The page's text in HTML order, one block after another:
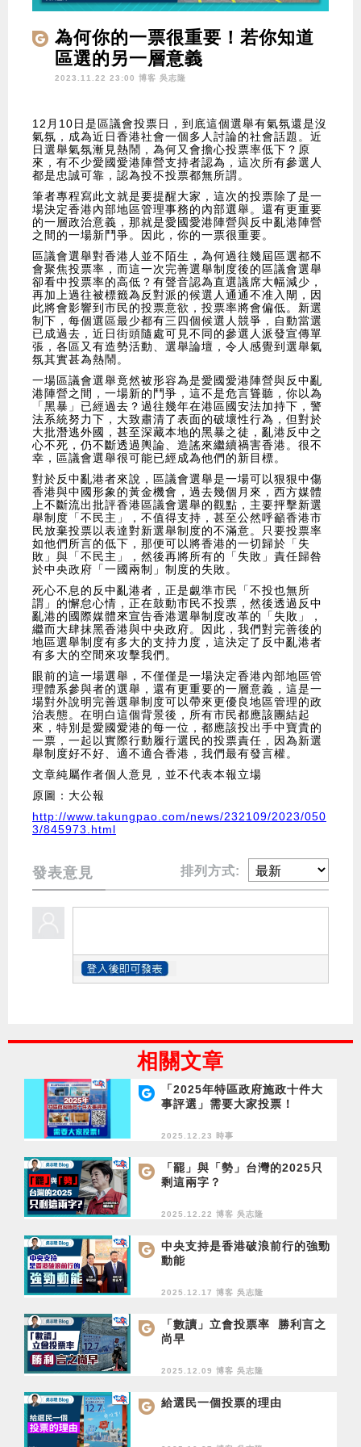
為何你的一票很重要！若你知道
區選的另一層意義
2023.11.22 23:00 博客 吳志隆
12月10日是區議會投票日，到底這個選舉有氣氛還是沒
氣氛，成為近日香港社會一個多人討論的社會話題。近
日選舉氣氛漸見熱鬧，為何又會擔心投票率低下？原
來，有不少愛國愛港陣營支持者認為，這次所有參選人
都是忠誠可靠，認為投不投票都無所謂。
筆者專程寫此文就是要提醒大家，這次的投票除了是一
場決定香港內部地區管理事務的內部選舉。還有更重要
的一層政治意義，那就是愛國愛港陣營與反中亂港陣營
之間的一場新鬥爭。因此，你的一票很重要。
區議會選舉對香港人並不陌生，為何過往幾屆區選都不
會聚焦投票率，而這一次完善選舉制度後的區議會選舉
卻看中投票率的高低？有聲音認為直選議席大幅減少，
再加上過往被標籤為反對派的候選人通通不准入閘，因
此將會影響到市民的投票意欲，投票率將會偏低。新選
制下，每個選區最少都有三四個候選人競爭，自動當選
已成過去，近日街頭隨處可見不同的參選人派發宣傳單
張，各區又有造勢活動、選舉論壇，令人感覺到選舉氣
氛其實甚為熱鬧。
一場區議會選舉竟然被形容為是愛國愛港陣營與反中亂
港陣營之間，一場新的鬥爭，這不是危言聳聽，你以為
「黑暴」已經過去？過往幾年在港區國安法加持下，警
法系統努力下，大致肅清了表面的破壞性行為，但對於
大批潛逃外國，甚至深藏本地的黑暴之徒，亂港反中之
心不死，仍不斷透過輿論、造謠來繼續禍害香港。很不
幸，區議會選舉很可能已經成為他們的新目標。
對於反中亂港者來說，區議會選舉是一場可以狠狠中傷
香港與中國形象的黃金機會，過去幾個月來，西方媒體
上不斷流出批評香港區議會選舉的觀點，主要抨擊新選
舉制度「不民主」，不值得支持，甚至公然呼籲香港市
民放棄投票以表達對新選舉制度的不滿意。只要投票率
如他們所言的低下，那便可以將香港的一切歸於「失
敗」與「不民主」，然後再將所有的「失敗」責任歸咎
於中央政府「一國兩制」制度的失敗。
死心不息的反中亂港者，正是覷準市民「不投也無所
謂」的懈怠心情，正在鼓動市民不投票，然後透過反中
亂港的國際媒體來宣告香港選舉制度改革的「失敗」，
繼而大肆抹黑香港與中央政府。因此，我們對完善後的
地區選舉制度有多大的支持力度，這決定了反中亂港者
有多大的空間來攻擊我們。
眼前的這一場選舉，不僅僅是一場決定香港內部地區管
理體系參與者的選舉，還有更重要的一層意義，這是一
場對外說明完善選舉制度可以帶來更優良地區管理的政
治表態。在明白這個背景後，所有市民都應該團結起
來，特別是愛國愛港的每一位，都應該投出手中寶貴的
一票，一起以實際行動履行選民的投票責任，因為新選
舉制度好不好、適不適合香港，我們最有發言權。
文章純屬作者個人意見，並不代表本報立場
原圖：大公報
http://www.takungpao.com/news/232109/2023/050
3/845973.html
發表意見 排列方式:
相關文章
「2025年特區政府施政十件大
事評選」需要大家投票！
2025.12.23 時事
「罷」與「勢」台灣的2025只
剩這兩字？
2025.12.22 博客 吳志隆
中央支持是香港破浪前行的強勁
動能
2025.12.17 博客 吳志隆
「數讀」立會投票率 勝利言之
尚早
2025.12.09 博客 吳志隆
給選民一個投票的理由